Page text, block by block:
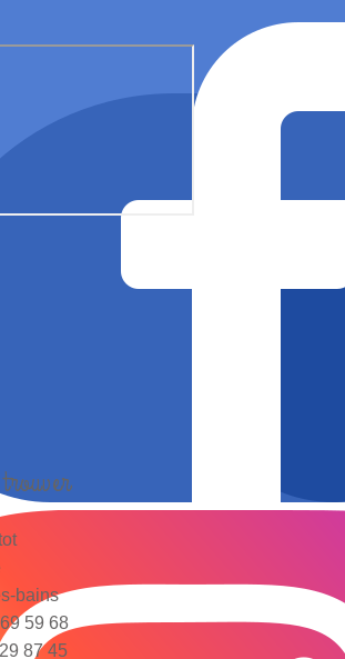
trouver
bains
59 68
87 45